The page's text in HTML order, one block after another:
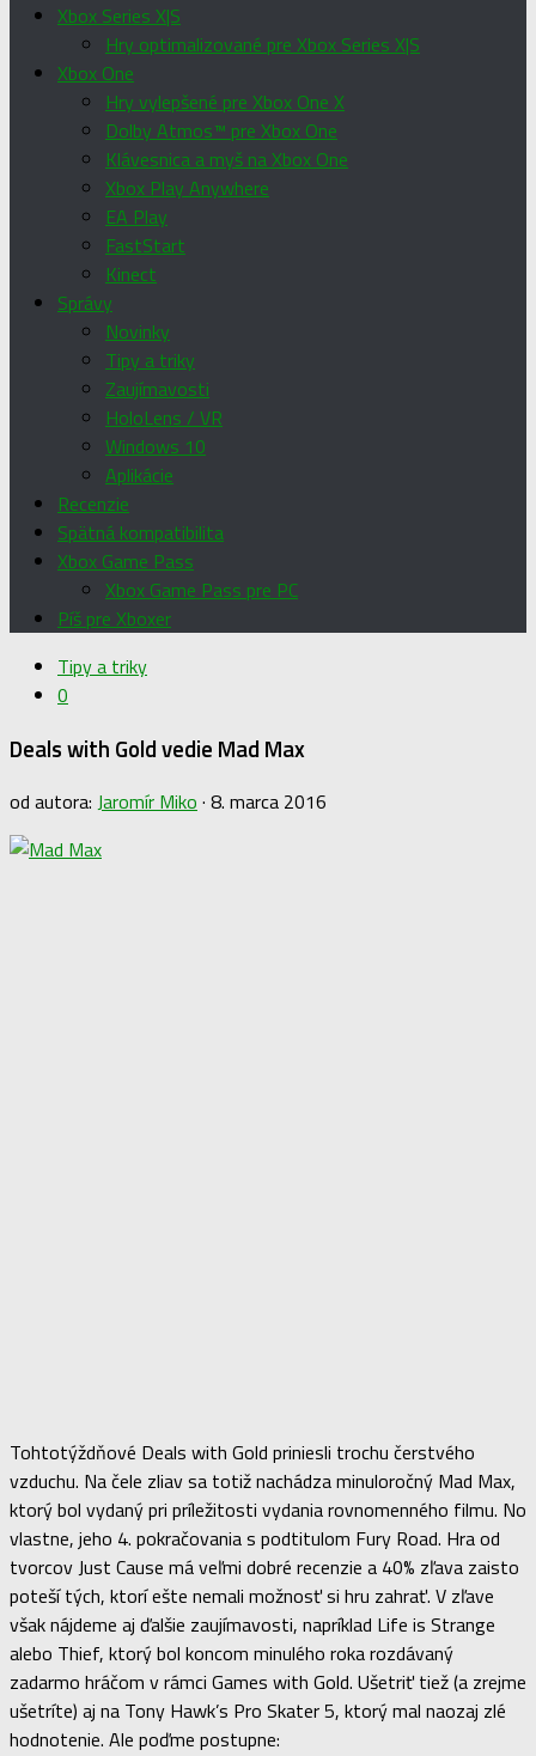
Xbox Series X|S
Hry optimalizované pre Xbox Series X|S
Xbox One
Hry vylepšené pre Xbox One X
Dolby Atmos™ pre Xbox One
Klávesnica a myš na Xbox One
Xbox Play Anywhere
EA Play
FastStart
Kinect
Správy
Novinky
Tipy a triky
Zaujímavosti
HoloLens / VR
Windows 10
Aplikácie
Recenzie
Spätná kompatibilita
Xbox Game Pass
Xbox Game Pass pre PC
Píš pre Xboxer
Tipy a triky
0
Deals with Gold vedie Mad Max
od autora: Jaromír Miko · 8. marca 2016
Tohtotýždňové Deals with Gold priniesli trochu čerstvého
vzduchu. Na čele zliav sa totiž nachádza minuloročný Mad Max,
ktorý bol vydaný pri príležitosti vydania rovnomenného filmu. No
vlastne, jeho 4. pokračovania s podtitulom Fury Road. Hra od
tvorcov Just Cause má veľmi dobré recenzie a 40% zľava zaisto
poteší tých, ktorí ešte nemali možnosť si hru zahrať. V zľave
však nájdeme aj ďalšie zaujímavosti, napríklad Life is Strange
alebo Thief, ktorý bol koncom minulého roka rozdávaný
zadarmo hráčom v rámci Games with Gold. Ušetriť tiež (a zrejme
ušetríte) aj na Tony Hawk’s Pro Skater 5, ktorý mal naozaj zlé
hodnotenie. Ale poďme postupne: